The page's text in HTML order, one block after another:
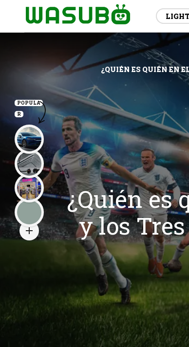
¿QUIÉN ES QUIÉN EN
¿Quién es
y los
POPULA
R